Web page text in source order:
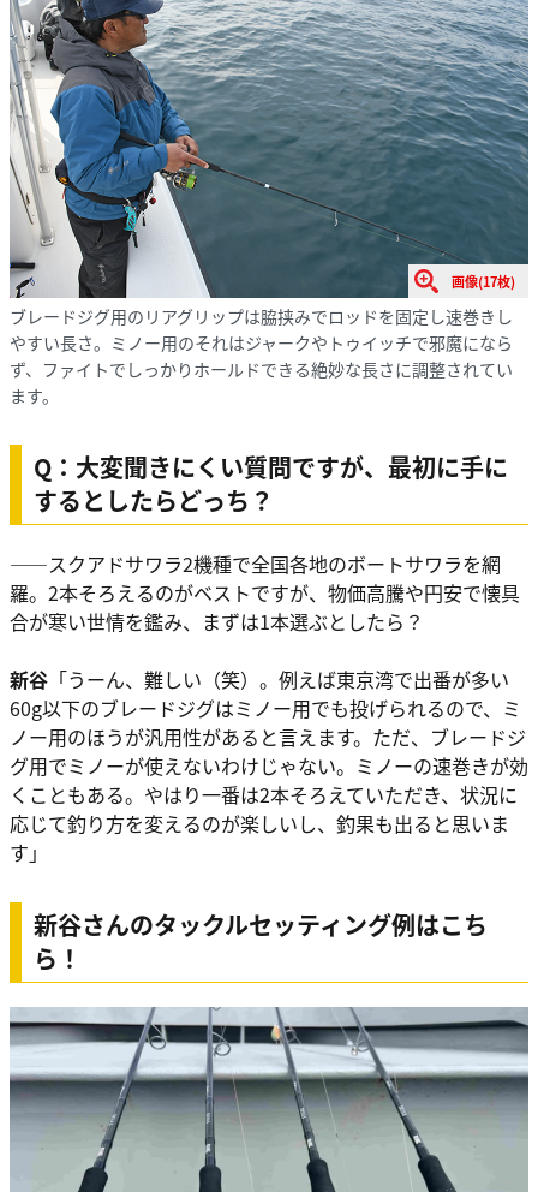
画像(17枚)
ブレードジグ用のリアグリップは脇挟みでロッドを固定し速巻きし
やすい長さ。ミノー用のそれはジャークやトゥイッチで邪魔になら
ず、ファイトでしっかりホールドできる絶妙な長さに調整されてい
ます。
Q：大変聞きにくい質問ですが、最初に手に
するとしたらどっち？
――スクアドサワラ2機種で全国各地のボートサワラを網
羅。2本そろえるのがベストですが、物価高騰や円安で懐具
合が寒い世情を鑑み、まずは1本選ぶとしたら？
新谷 「うーん、難しい（笑）。例えば東京湾で出番が多い
60g以下のブレードジグはミノー用でも投げられるので、ミ
ノー用のほうが汎用性があると言えます。ただ、ブレードジ
グ用でミノーが使えないわけじゃない。ミノーの速巻きが効
くこともある。やはり一番は2本そろえていただき、状況に
応じて釣り方を変えるのが楽しいし、釣果も出ると思いま
す」
新谷さんのタックルセッティング例はこち
ら！